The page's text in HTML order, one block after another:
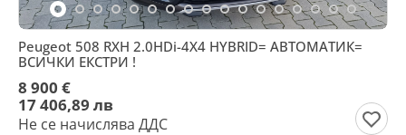
Peugeot 508 RXH 2.0HDi-4X4 HYBRID= АВТОМАТИК=
ВСИЧКИ ЕКСТРИ !
8 900 €
17 406,89 лв
Не се начислява ДДС